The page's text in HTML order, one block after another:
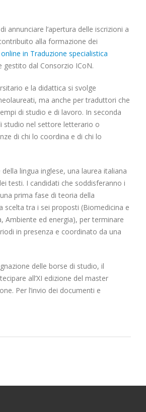
annunciare l’apertura delle iscrizioni a
alla formazione dei
in Traduzione specialistica
gestito dal Consorzio ICoN.
e la didattica si svolge
ma anche per traduttori che
di studio e di lavoro. In seconda
studio nel settore letterario o
di chi lo coordina e di chi lo
lingua inglese, una laurea italiana
testi. I candidati che soddisferanno i
prima fase di teoria della
scelta tra i sei proposti (Biomedicina e
Ambiente ed energia), per terminare
in presenza e coordinato da una
delle borse di studio, il
all’XI edizione del master
Per l’invio dei documenti e